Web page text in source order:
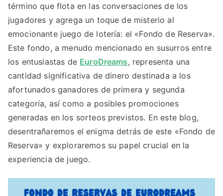
término que flota en las conversaciones de los
jugadores y agrega un toque de misterio al
emocionante juego de lotería: el «Fondo de Reserva».
Este fondo, a menudo mencionado en susurros entre
los entusiastas de EuroDreams, representa una
cantidad significativa de dinero destinada a los
afortunados ganadores de primera y segunda
categoría, así como a posibles promociones
generadas en los sorteos previstos. En este blog,
desentrañaremos el enigma detrás de este «Fondo de
Reserva» y exploraremos su papel crucial en la
experiencia de juego.